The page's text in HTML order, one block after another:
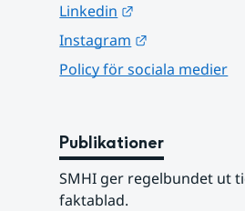
Linkedin
Instagram
Policy för sociala medier
Publikationer
SMHI ger regelbundet ut
faktablad.